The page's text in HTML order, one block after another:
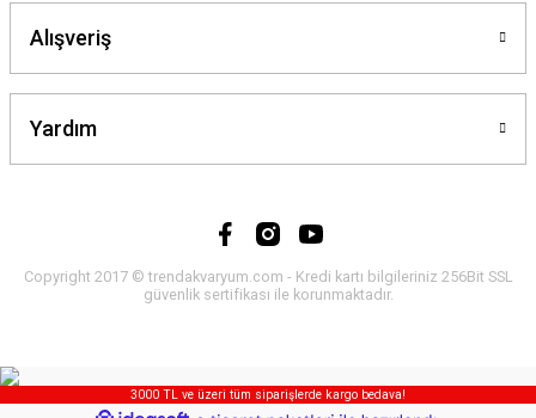
Alışveriş
Yardım
Copyright 2017 © trendakvaryum.com - Kredi kartı bilgileriniz 256Bit SSL
güvenlik sertifikası ile korunmaktadır.
3000 TL ve üzeri tüm siparişlerde kargo bedava!